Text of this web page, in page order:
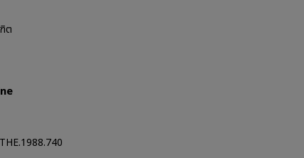
ต